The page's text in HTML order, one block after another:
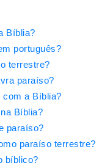
Bíblia?
português?
terrestre?
paraíso?
com a Bíblia?
Bíblia?
paraíso?
paraíso terrestre?
bíblico?